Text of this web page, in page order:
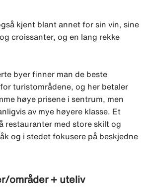
kjent blant annet for sin vin, sine
croissanter, og en lang rekke
byer finner man de beste
turistområdene, og her betaler
høye prisene i sentrum, men
av mye høyere klasse. Et
restauranter med store skilt og
og i stedet fokusere på beskjedne
områder + uteliv